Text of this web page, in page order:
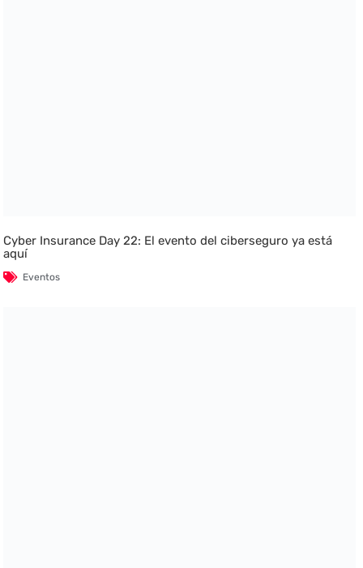
Cyber Insurance Day 22: El evento del ciberseguro ya está
aquí
Eventos